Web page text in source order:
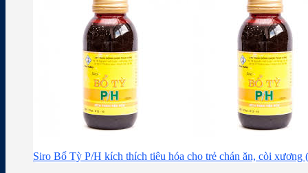
Siro Bổ Tỳ P/H kích thích tiêu hóa cho trẻ chán ăn, còi xương